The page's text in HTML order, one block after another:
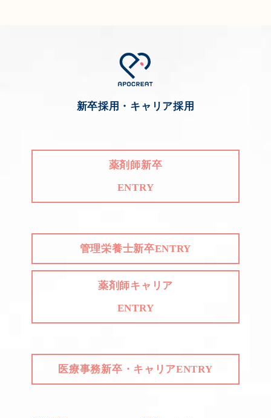
新卒採用・キャリア採用
薬剤師新卒
ENTRY
管理栄養士新卒ENTRY
薬剤師キャリア
ENTRY
医療事務新卒・キャリアENTRY